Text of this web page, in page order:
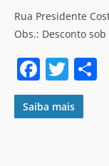
Rua Presidente
Obs.: Desconto
F
a
c
T
w
itt
Saiba mais